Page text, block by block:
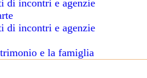
di incontri e agenzie
di incontri e agenzie
e la famiglia